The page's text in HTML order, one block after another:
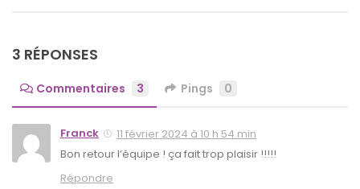
3 RÉPONSES
Commentaires 3 Pings 0
Franck
11 février 2024 à 10 h 54 min
Bon retour l’équipe ! ça fait trop plaisir !!!!!
Répondre